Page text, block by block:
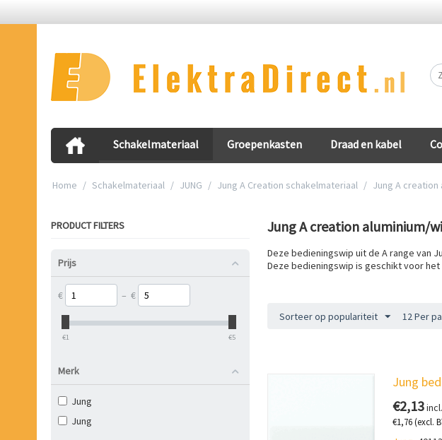
Schakelmateriaal Groepenkasten Draad en kabel
Home / Schakelmateriaal / JUNG / Jung A Creation schakelmateriaal / Jung A
PRODUCT FILTERS
Prijs
€ – €
‎€1 ‎€5
Merk
Jung
Jung
Jung A creation aluminium/
Deze bedieningswip uit de A range van
Deze bedieningswip is geschikt voor
Sorteer op populariteit 12 Per
Jung
€2,13
€1,76(excl.